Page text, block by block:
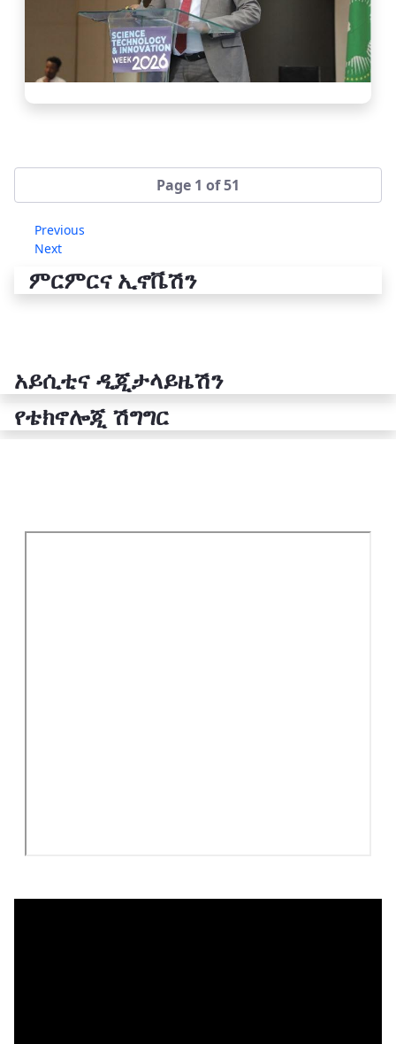
Page 1 of 51
Previous
Next
ምርምርና ኢኖቬሽን
አይሲቲና ዲጂታላይዜሽን
የቴክኖሎጂ ሽግግር